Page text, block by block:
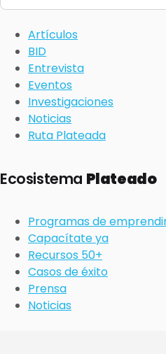
Artículos
BID
Entrevista
Eventos
Investigaciones
Noticias
Ruta Plateada
Ecosistema Plateado
Programas de
Capacítate ya
Recursos 50+
Casos de éxito
Prensa
Noticias